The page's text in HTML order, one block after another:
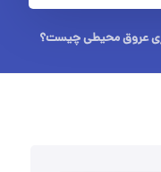
عروق محیطی چیست؟